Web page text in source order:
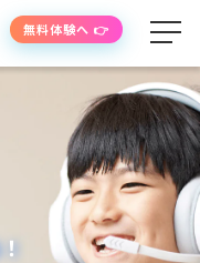
無料体験へ 👉